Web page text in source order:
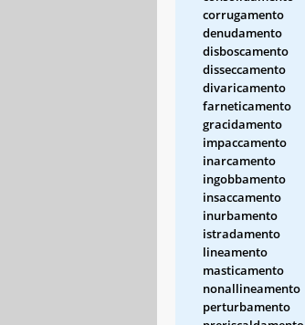
corrugamento
denudamento
disboscamento
disseccamento
divaricamento
farneticamento
gracidamento
impaccamento
inarcamento
ingobbamento
insaccamento
inurbamento
istradamento
lineamento
masticamento
nonallineamento
perturbamento